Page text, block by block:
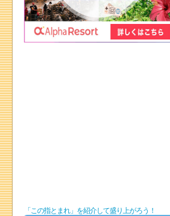
「この指とまれ」を紹介して盛り上がろう！